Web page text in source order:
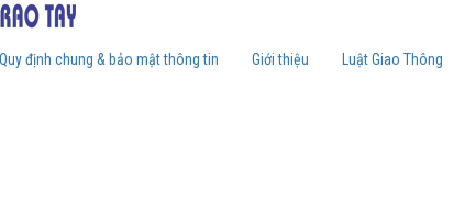
Quy định chung & bảo mật thông tin Giới thiệu Luật Giao Thông